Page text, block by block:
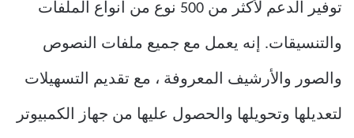
توفير الدعم لأكثر من 500 نوع من أنواع الملفات
والتنسيقات. إنه يعمل مع جميع ملفات النصوص
والصور والأرشيف المعروفة ، مع تقديم التسهيلات
لتعديلها وتحويلها والحصول عليها من جهاز الكمبيوتر